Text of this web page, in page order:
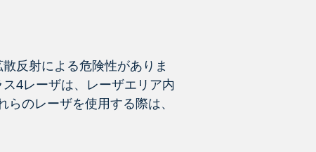
反射による危険性がありま
4レーザは、レーザエリア内
のレーザを使用する際は、